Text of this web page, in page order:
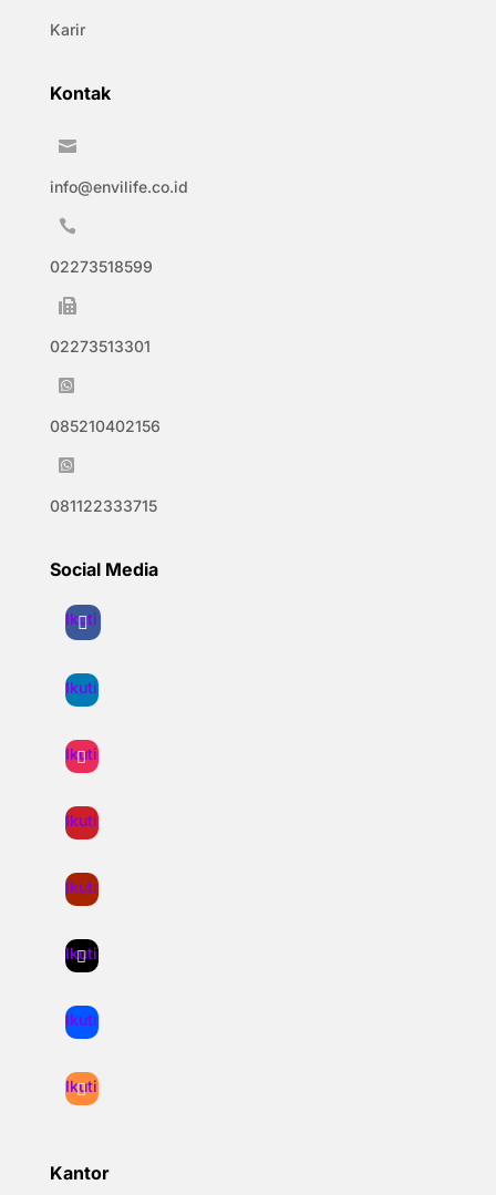
Karir
Kontak

info@envilife.co.id

02273518599

02273513301

085210402156

081122333715
Social Media
Ikuti
Ikuti
Ikuti
Ikuti
Ikuti
Ikuti
Ikuti
Ikuti
Kantor